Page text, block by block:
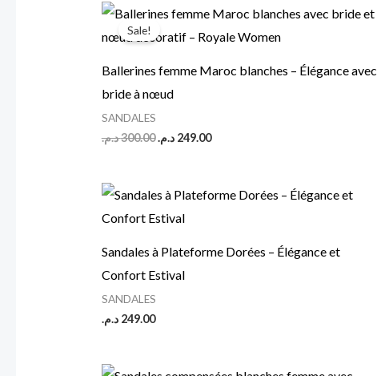
Sale!
Ballerines femme Maroc blanches – Élégance avec
bride à nœud
SANDALES
300.00د.م.
Original
price
was:
249.00 د.م.
Current
price
is:
Sandales à Plateforme Dorées – Élégance et
Confort Estival
SANDALES
249.00 د.م.
Current